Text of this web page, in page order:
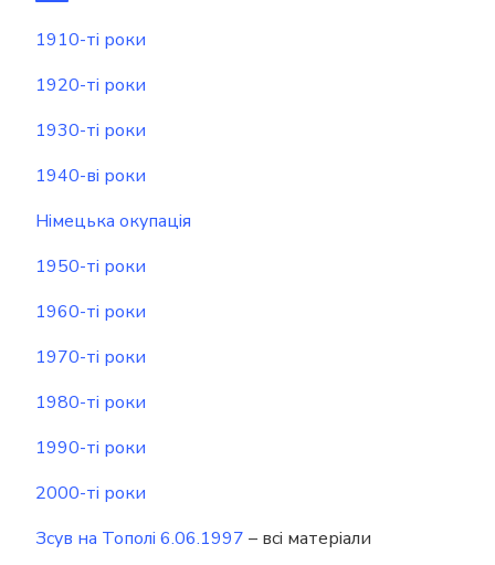
1910-ті роки
1920-ті роки
1930-ті роки
1940-ві роки
Німецька окупація
1950-ті роки
1960-ті роки
1970-ті роки
1980-ті роки
1990-ті роки
2000-ті роки
Зсув на Тополі 6.06.1997 – всі матеріали